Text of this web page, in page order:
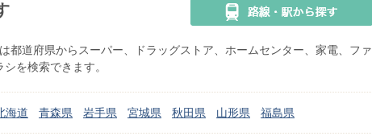
都道府県からスーパー、ドラッグストア、ホームセンター、家電、ファ
を検索できます。
海道 青森県 岩手県 宮城県 秋田県 山形県 福島県